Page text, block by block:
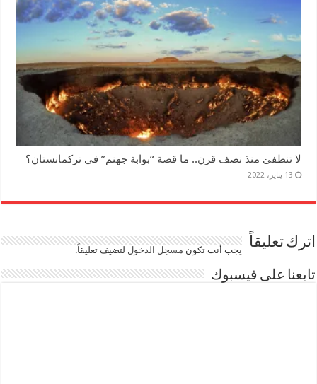
لا تنطفئ منذ نصف قرن.. ما قصة “بوابة جهنم” في تركمانستان؟
13 يناير، 2022
اترك تعليقاً يجب أنت تكون مسجل الدخوللتضيف تعليقاً.
تابعنا على فيسبوك